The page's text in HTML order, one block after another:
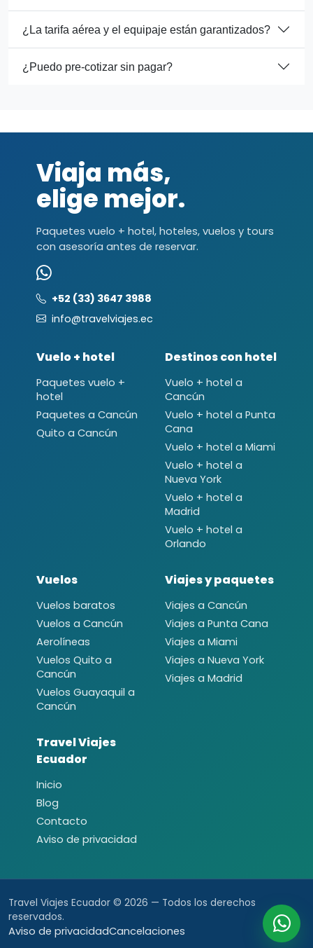
¿La tarifa aérea y el equipaje están garantizados?
¿Puedo pre-cotizar sin pagar?
Viaja más,
elige mejor.
Paquetes vuelo + hotel, hoteles, vuelos y tours
con asesoría antes de reservar.
+52 (33) 3647 3988
info@travelviajes.ec
Vuelo + hotel
Paquetes vuelo +
hotel
Paquetes a Cancún
Quito a Cancún
Destinos con hotel
Vuelo + hotel a
Cancún
Vuelo + hotel a Punta
Cana
Vuelo + hotel a Miami
Vuelo + hotel a
Nueva York
Vuelo + hotel a
Madrid
Vuelo + hotel a
Orlando
Vuelos
Vuelos baratos
Vuelos a Cancún
Aerolíneas
Vuelos Quito a
Cancún
Vuelos Guayaquil a
Cancún
Viajes y paquetes
Viajes a Cancún
Viajes a Punta Cana
Viajes a Miami
Viajes a Nueva York
Viajes a Madrid
Travel Viajes
Ecuador
Inicio
Blog
Contacto
Aviso de privacidad
Travel Viajes Ecuador © 2026 — Todos los derechos
reservados.
Aviso de privacidadCancelaciones